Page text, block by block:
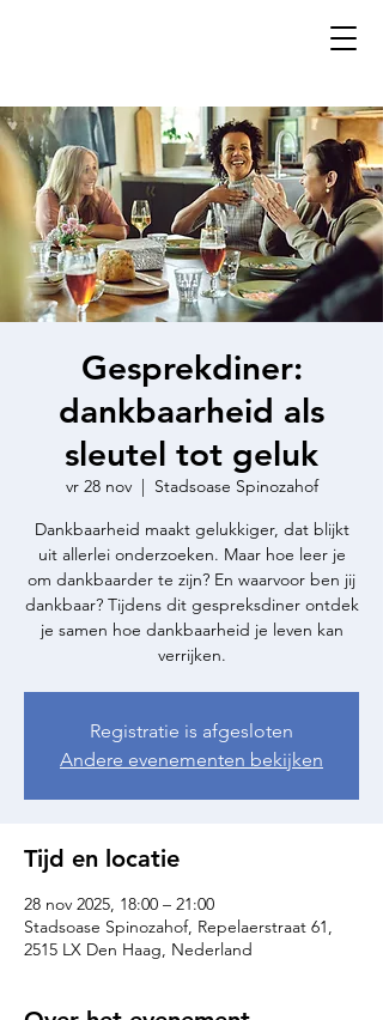
Gesprekdiner:
dankbaarheid als
sleutel tot geluk
vr 28 nov
  |
Stadsoase Spinozahof
Dankbaarheid maakt gelukkiger, dat blijkt
uit allerlei onderzoeken. Maar hoe leer je
om dankbaarder te zijn? En waarvoor ben jij
dankbaar? Tijdens dit gespreksdiner ontdek
je samen hoe dankbaarheid je leven kan
verrijken.
Registratie is afgesloten
Andere evenementen bekijken
Tijd en locatie
28 nov 2025, 18:00 – 21:00
Stadsoase Spinozahof, Repelaerstraat 61,
2515 LX Den Haag, Nederland